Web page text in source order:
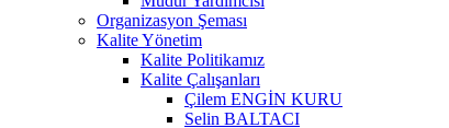
Organizasyon Şeması
Kalite Yönetim
Kalite Politikamız
Kalite Çalışanları
Çilem ENGİN KURU
Selin BALTACI